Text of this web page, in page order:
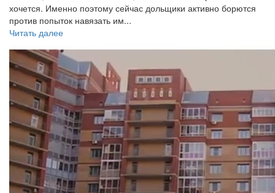
хочется. Именно поэтому сейчас дольщики активно борются
против попыток навязать им...
Читать далее